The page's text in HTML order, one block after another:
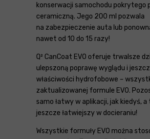
konserwacji samochodu pokrytego
ceramiczną. Jego 200 ml pozwala
na zabezpieczenie auta lub
nawet od 10 do 15 razy!
Q² CanCoat EVO oferuje trwalsze
ulepszoną poprawę wyglądu i
właściwości hydrofobowe –
zaktualizowanej formule EVO.
samo łatwy w aplikacji, jak kiedyś,
jeszcze łatwiejszy w docieraniu!
Wszystkie formuły EVO można